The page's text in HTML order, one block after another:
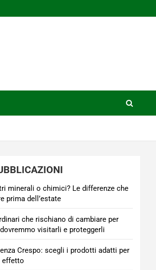
minerali o chimici? Le differenze che
prima dell’estate
che rischiano di cambiare per
visitarli e proteggerli
Crespo: scegli i prodotti adatti per
effetto